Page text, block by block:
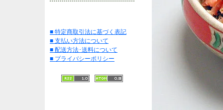
■ 特定商取引法に基づく表記
■ 支払い方法について
■ 配送方法･送料について
■ プライバシーポリシー